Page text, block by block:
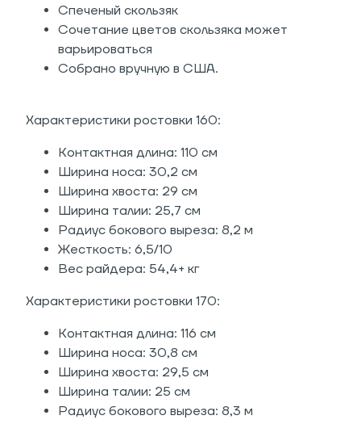
Спеченый скользяк
Сочетание цветов скользяка может
варьироваться
Собрано вручную в США.
Характеристики ростовки 160:
Контактная длина: 110 см
Ширина носа: 30,2 см
Ширина хвоста: 29 см
Ширина талии: 25,7 см
Радиус бокового выреза: 8,2 м
Жесткость: 6,5/10
Вес райдера: 54,4+ кг
Характеристики ростовки 170:
Контактная длина: 116 см
Ширина носа: 30,8 см
Ширина хвоста: 29,5 см
Ширина талии: 25 см
Радиус бокового выреза: 8,3 м